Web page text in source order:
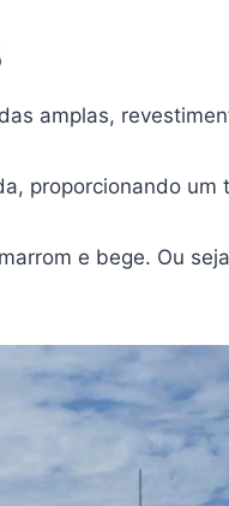
amplas,
proporcionando
e bege. Ou